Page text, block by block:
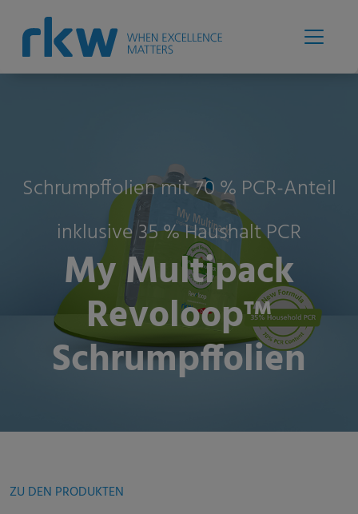
Schrumpffolien mit 70 % PCR-Anteil
inklusive 35 % Haushalt PCR
My Multipack
Revoloop™
Schrumpffolien
ZU DEN PRODUKTEN